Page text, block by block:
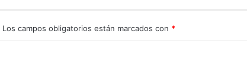
Los campos obligatorios están marcados con *